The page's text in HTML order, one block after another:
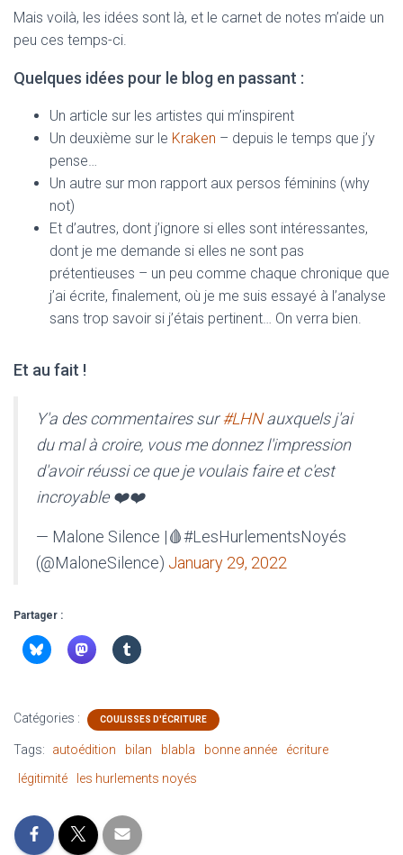
Mais voilà, les idées sont là, et le carnet de notes m’aide un
peu ces temps-ci.
Quelques idées pour le blog en passant :
Un article sur les artistes qui m’inspirent
Un deuxième sur le Kraken – depuis le temps que j’y
pense…
Un autre sur mon rapport aux persos féminins (why
not)
Et d’autres, dont j’ignore si elles sont intéressantes,
dont je me demande si elles ne sont pas
prétentieuses – un peu comme chaque chronique que
j’ai écrite, finalement, où je me suis essayé à l’analyse
sans trop savoir si j’étais pertinent… On verra bien.
Et au fait !
Y'a des commentaires sur#LHNauxquels j'ai
du mal à croire, vous me donnez l'impression
d'avoir réussi ce que je voulais faire et c'est
incroyable ❤️❤️
— Malone Silence |🩸#LesHurlementsNoyés
(@MaloneSilence) January 29, 2022
Partager :
Catégories : COULISSES D'ÉCRITURE
Tags: autoédition bilan blabla bonne année
écriture
légitimité
les hurlements noyés